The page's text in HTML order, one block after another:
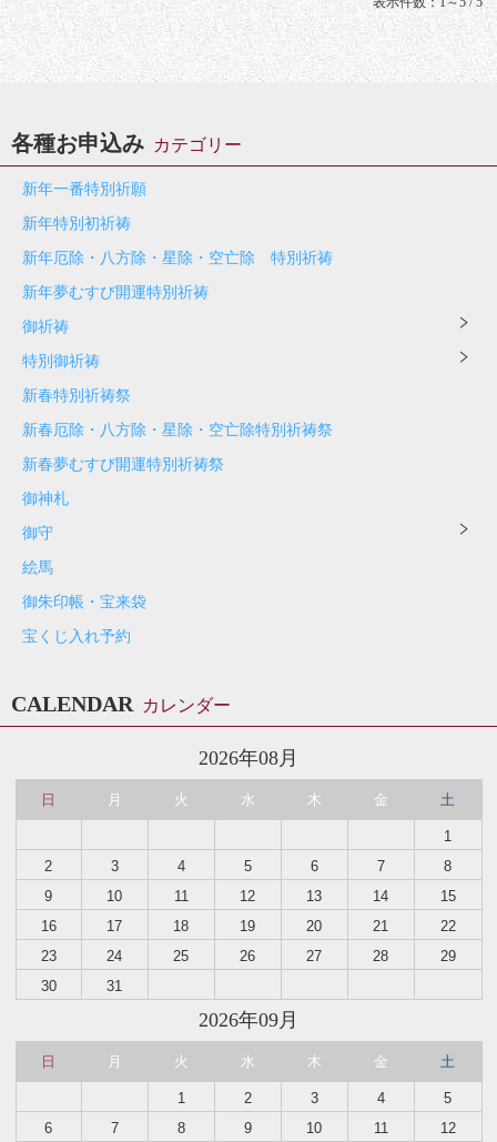
各種お申込み カテゴリー
新年一番特別祈願
新年特別初祈祷
新年厄除・八方除・星除・空亡除 特別祈祷
新年夢むすび開運特別祈祷
御祈祷
特別御祈祷
新春特別祈祷祭
新春厄除・八方除・星除・空亡除特別祈祷祭
新春夢むすび開運特別祈祷祭
御神札
御守
絵馬
御朱印帳・宝来袋
宝くじ入れ予約
CALENDAR カレンダー
2026年08月
日 月 火 水 木 金 土
1
2
3 4 5 6 7
8
9
10 11 12 13 14
15
16
17 18 19 20 21
22
23
24 25 26 27 28
29
30
31
2026年09月
日 月 火 水 木 金 土
1 2 3 4
5
6
7 8 9 10 11 12